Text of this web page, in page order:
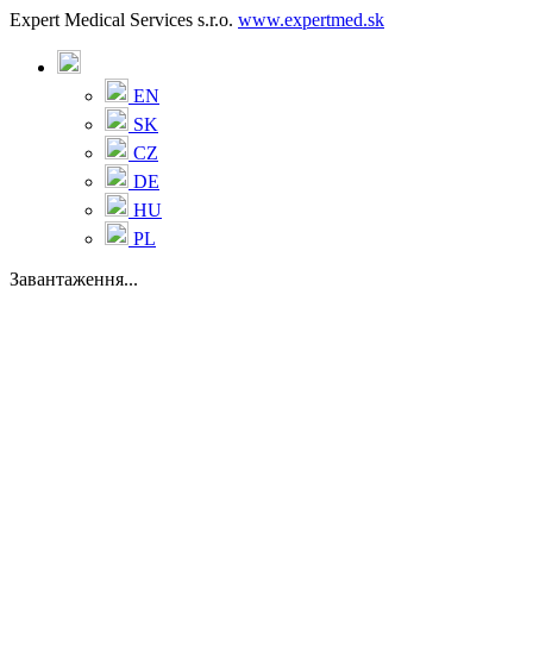
Expert Medical Services s.r.o. www.expertmed.sk
EN
SK
CZ
DE
HU
PL
Завантаження...